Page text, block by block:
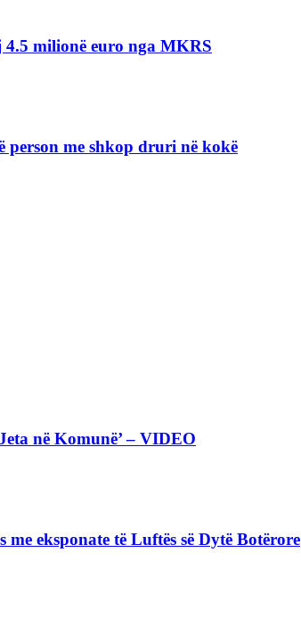
milionë euro nga MKRS
person me shkop druri në kokë
në Komunë’ – VIDEO
eksponate të Luftës së Dytë Botërore